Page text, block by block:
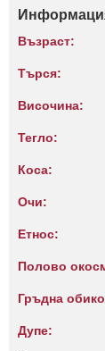
Възраст:
Търся:
Височина:
Тегло:
Коса:
Очи:
Етнос:
Полово
Гръдна
Дупе: